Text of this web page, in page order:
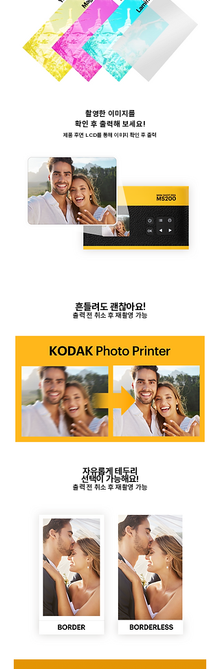
촬영한 이미지를
확인 후 출력해 보세요!
​제품 후면 LCD를 통해 이미지 확인 후 출력
자유롭게 테두리
​선택이 가능해요!
​출력 전 취소 후 재촬영 가능
흔들려도 괜찮아요!
출력 전 취소 후 재촬영 가능